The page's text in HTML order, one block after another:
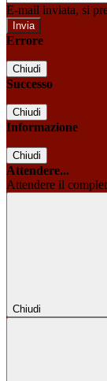
E-mail inviata, si
Errore
Chiudi
Successo
Chiudi
Informazione
Chiudi
Attendere...
Attendere il
Chiudi